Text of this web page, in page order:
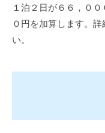
１泊２日が６６，０
０円を加算します。
い。